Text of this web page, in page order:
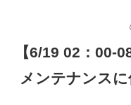
【6/19 02：00-
メンテナンス